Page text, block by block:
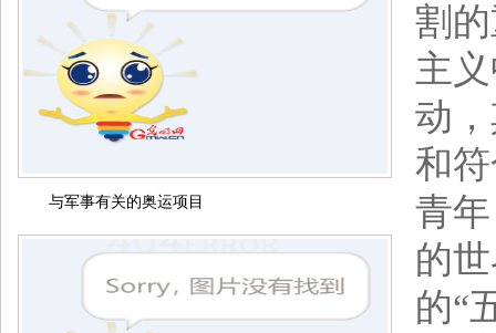
与军事有关的奥运项目
割
主
动
和
青
的
的“